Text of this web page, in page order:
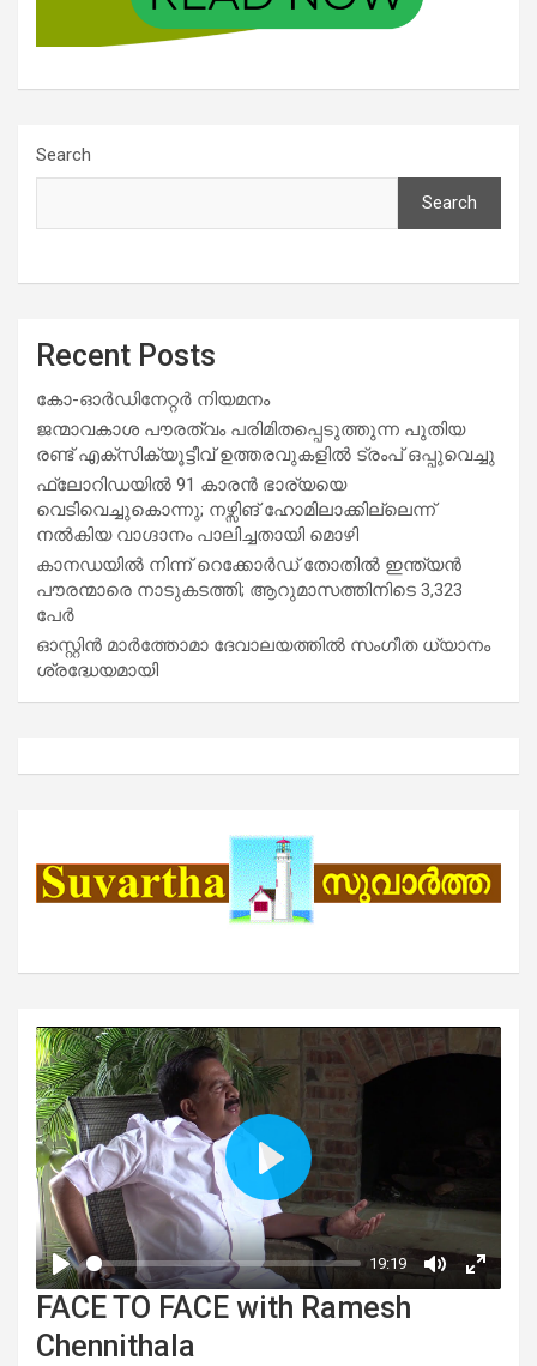
Search
Search
Recent Posts
കോ-ഓർഡിനേറ്റർ നിയമനം
ജന്മാവകാശ പൗരത്വം പരിമിതപ്പെടുത്തുന്ന പുതിയ
രണ്ട് എക്സിക്യൂട്ടീവ് ഉത്തരവുകളിൽ ട്രംപ് ഒപ്പുവെച്ചു
ഫ്ലോറിഡയിൽ 91 കാരൻ ഭാര്യയെ
വെടിവെച്ചുകൊന്നു; നഴ്സിങ് ഹോമിലാക്കില്ലെന്ന്
നൽകിയ വാഗ്ദാനം പാലിച്ചതായി മൊഴി
കാനഡയിൽ നിന്ന് റെക്കോർഡ് തോതിൽ ഇന്ത്യൻ
പൗരന്മാരെ നാടുകടത്തി; ആറുമാസത്തിനിടെ 3,323
പേർ
ഓസ്റ്റിൻ മാർത്തോമാ ദേവാലയത്തിൽ സംഗീത ധ്യാനം
ശ്രദ്ധേയമായി
FACE TO FACE with Ramesh
Chennithala